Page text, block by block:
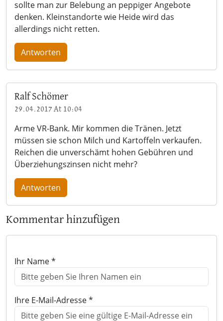
sollte man zur Belebung an peppiger Angebote
denken. Kleinstandorte wie Heide wird das
allerdings nicht retten.
Antworten
Ralf Schömer
29.04.2017 At 10:04
Arme VR-Bank. Mir kommen die Tränen. Jetzt
müssen sie schon Milch und Kartoffeln verkaufen.
Reichen die unverschämt hohen Gebühren und
Überziehungszinsen nicht mehr?
Antworten
Kommentar hinzufügen
Ihr Name *
Ihre E-Mail-Adresse *